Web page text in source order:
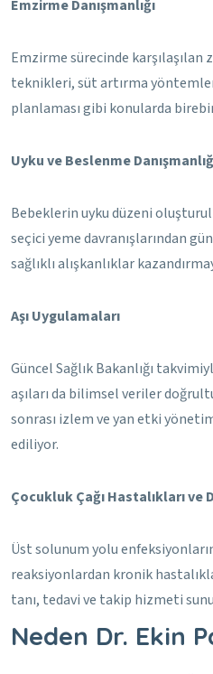
Emzirme Danışmanlığı
Emzirme sürecinde
teknikleri, süt artırma
planlaması gibi konularda
Uyku ve Beslenme
Bebeklerin uyku düzeni
seçici yeme davranışlarından
sağlıklı alışkanlıklar
Aşı Uygulamaları
Güncel Sağlık Bakanlığı
aşıları da bilimsel veriler
sonrası izlem ve yan etki
ediliyor.
Çocukluk Çağı Hastalıkları
Üst solunum yolu
reaksiyonlardan kronik
tanı, tedavi ve takip hizmeti
Neden Dr. Ekin